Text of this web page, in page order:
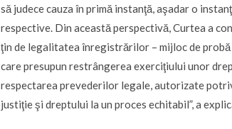
să judece cauza în primă instanţă, aşadar o
respective. Din această perspectivă, Curtea a
ţin de legalitatea înregistrărilor – mijloc de
care presupun restrângerea exerciţiului unor
respectarea prevederilor legale, autorizate
justiţie şi dreptului la un proces echitabil”, a